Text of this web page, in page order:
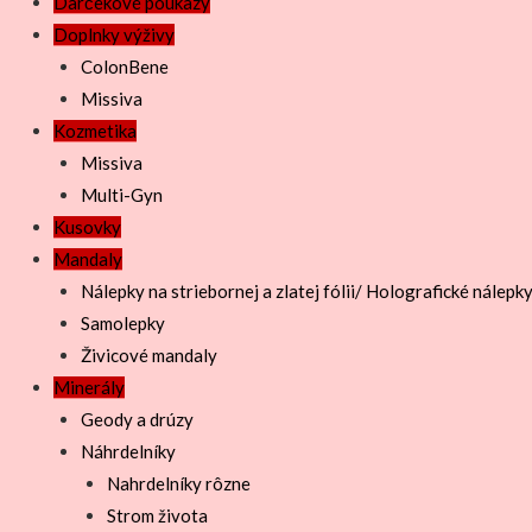
Doplnky výživy
ColonBene
Missiva
Kozmetika
Missiva
Multi-Gyn
Kusovky
Mandaly
Nálepky na striebornej a zlatej fólii/ Holografické nálepky
Samolepky
Živicové mandaly
Minerály
Geody a drúzy
Náhrdelníky
Nahrdelníky rôzne
Strom života